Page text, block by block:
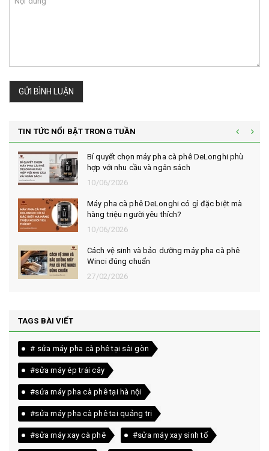
GỬI BÌNH LUẬN
TIN TỨC NỔI BẬT TRONG TUẦN
Bí quyết chọn máy pha cà phê DeLonghi phù
hợp với nhu cầu và ngân sách
10/06/2026
Máy pha cà phê DeLonghi có gì đặc biệt mà
hàng triệu người yêu thích?
10/06/2026
Cách vệ sinh và bảo dưỡng máy pha cà phê
Winci đúng chuẩn
27/02/2026
TAGS BÀI VIẾT
# sửa máy pha cà phê tại sài gòn
#sửa máy ép trái cây
#sửa máy pha cà phê tại hà nội
#sửa máy pha cà phê tai quảng trị
#sửa máy xay cà phê #sửa máy xay sinh tố